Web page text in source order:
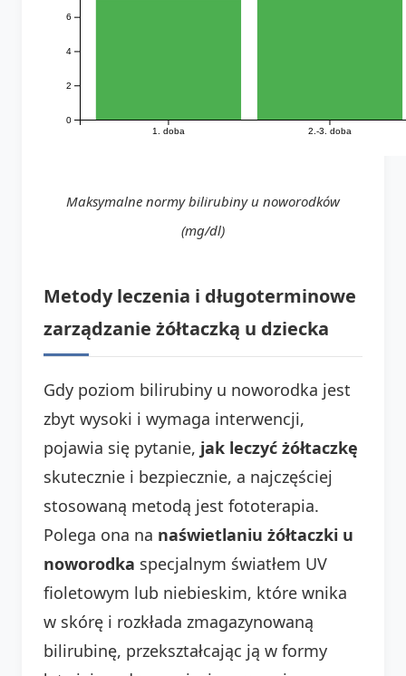
1. doba 2.-3. doba
0
2
4
6
Maksymalne normy bilirubiny u noworodków
(mg/dl)
Metody leczenia i długoterminowe
zarządzanie żółtaczką u dziecka
Gdy poziom bilirubiny u noworodka jest
zbyt wysoki i wymaga interwencji,
pojawia się pytanie, jak leczyć żółtaczkę
skutecznie i bezpiecznie, a najczęściej
stosowaną metodą jest fototerapia.
Polega ona na naświetlaniu żółtaczki u
noworodka specjalnym światłem UV
fioletowym lub niebieskim, które wnika
w skórę i rozkłada zmagazynowaną
bilirubinę, przekształcając ją w formy